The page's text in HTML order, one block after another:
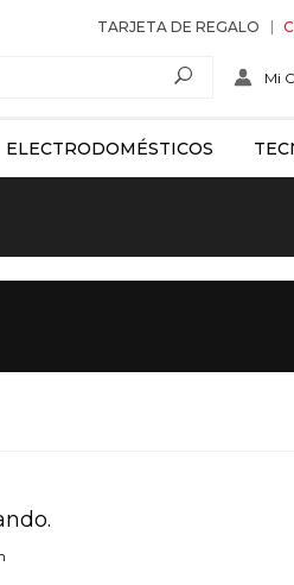
TARJETA DE REGALO
Mi
ELECTRODOMÉSTICOS